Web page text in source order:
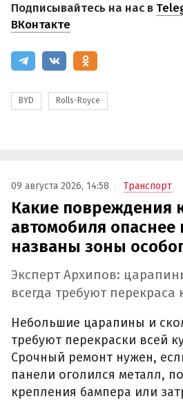
Подписывайтесь на нас в
ВКонтакте
BYD Rolls-Royce
09 августа 2026, 14:58 Транспорт
Какие повреждения
автомобиля опаснее
названы зоны
Эксперт Архипов:
всегда требуют перекраса
Небольшие царапины и
требуют перекраски всей
Срочный ремонт нужен,
панели оголился металл,
крепления бампера или